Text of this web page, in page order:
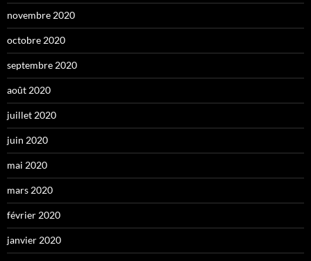
novembre 2020
octobre 2020
septembre 2020
août 2020
juillet 2020
juin 2020
mai 2020
mars 2020
février 2020
janvier 2020